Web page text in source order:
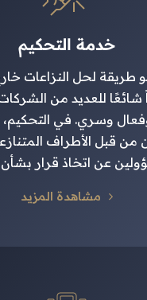
خدمة التحكيم
طريقة لحل النزاعات
شائعًا للعديد من الشركات
وسري. في التحكيم،
من قبل الأطراف
عن اتخاذ قرار بشأن
مشاهدة المزيد